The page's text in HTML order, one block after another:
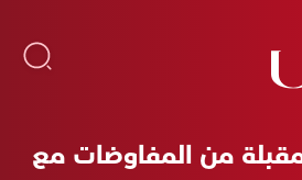
من المفاوضات مع